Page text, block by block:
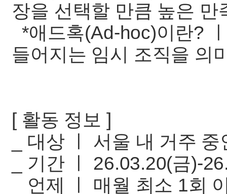
장을 선택할 만큼 높은 만
*애드혹(Ad-hoc)이란?
들어지는 임시 조직을 의
[ 활동 정보 ]
_ 대상 ㅣ 서울 내 거주 중
_ 기간 ㅣ 26.03.20(금)-
_ 언제 ㅣ 매월 최소 1회